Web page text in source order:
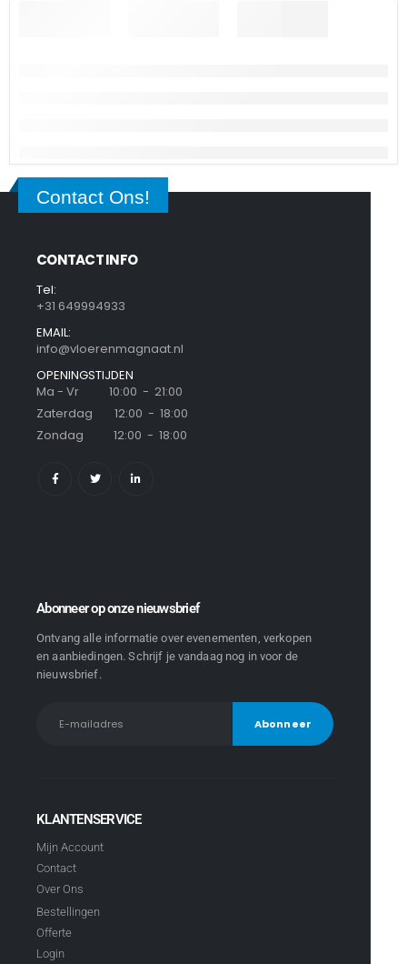
Contact Ons!
CONTACT INFO
Tel:
+31 649994933
EMAIL:
info@vloerenmagnaat.nl
OPENINGSTIJDEN
Ma - Vr 10:00 - 21:00
Zaterdag 12:00 - 18:00
Zondag 12:00 - 18:00
Abonneer op onze nieuwsbrief
Ontvang alle informatie over evenementen, verkopen
en aanbiedingen. Schrijf je vandaag nog in voor de
nieuwsbrief.
KLANTENSERVICE
Mijn Account
Contact
Over Ons
Bestellingen
Offerte
Login